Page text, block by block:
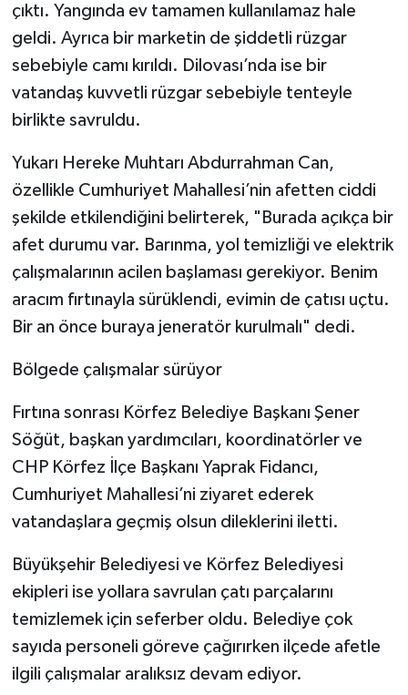
çıktı. Yangında ev tamamen kullanılamaz hale
geldi. Ayrıca bir marketin de şiddetli rüzgar
sebebiyle camı kırıldı. Dilovası’nda ise bir
vatandaş kuvvetli rüzgar sebebiyle tenteyle
birlikte savruldu.
Yukarı Hereke Muhtarı Abdurrahman Can,
özellikle Cumhuriyet Mahallesi’nin afetten ciddi
şekilde etkilendiğini belirterek, "Burada açıkça bir
afet durumu var. Barınma, yol temizliği ve elektrik
çalışmalarının acilen başlaması gerekiyor. Benim
aracım fırtınayla sürüklendi, evimin de çatısı uçtu.
Bir an önce buraya jeneratör kurulmalı" dedi.
Bölgede çalışmalar sürüyor
Fırtına sonrası Körfez Belediye Başkanı Şener
Söğüt, başkan yardımcıları, koordinatörler ve
CHP Körfez İlçe Başkanı Yaprak Fidancı,
Cumhuriyet Mahallesi’ni ziyaret ederek
vatandaşlara geçmiş olsun dileklerini iletti.
Büyükşehir Belediyesi ve Körfez Belediyesi
ekipleri ise yollara savrulan çatı parçalarını
temizlemek için seferber oldu. Belediye çok
sayıda personeli göreve çağırırken ilçede afetle
ilgili çalışmalar aralıksız devam ediyor.